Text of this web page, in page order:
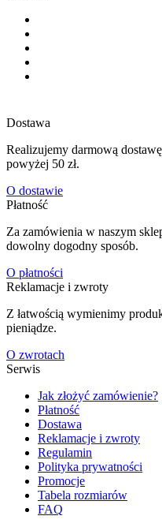
Dostawa
Realizujemy darmową
powyżej 50 zł.
O dostawie
Płatność
Za zamówienia w naszym
dowolny dogodny sposób.
O płatności
Reklamacje i zwroty
Z łatwością wymienimy
pieniądze.
O zwrotach
Serwis
Jak złożyć zamówienie?
Płatność
Dostawa
Reklamacje i zwroty
Regulamin
Polityka prywatności
Promocje
Tabela rozmiarów
FAQ